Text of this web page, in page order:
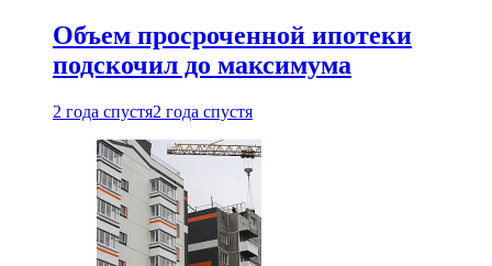
Объем просроченной ипотеки
подскочил до максимума
2 года спустя2 года спустя